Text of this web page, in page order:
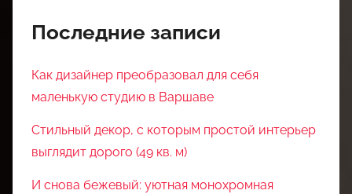
Последние записи
Как дизайнер преобразовал для себя
маленькую студию в Варшаве
Стильный декор, с которым простой интерьер
выглядит дорого (49 кв. м)
И снова бежевый: уютная монохромная